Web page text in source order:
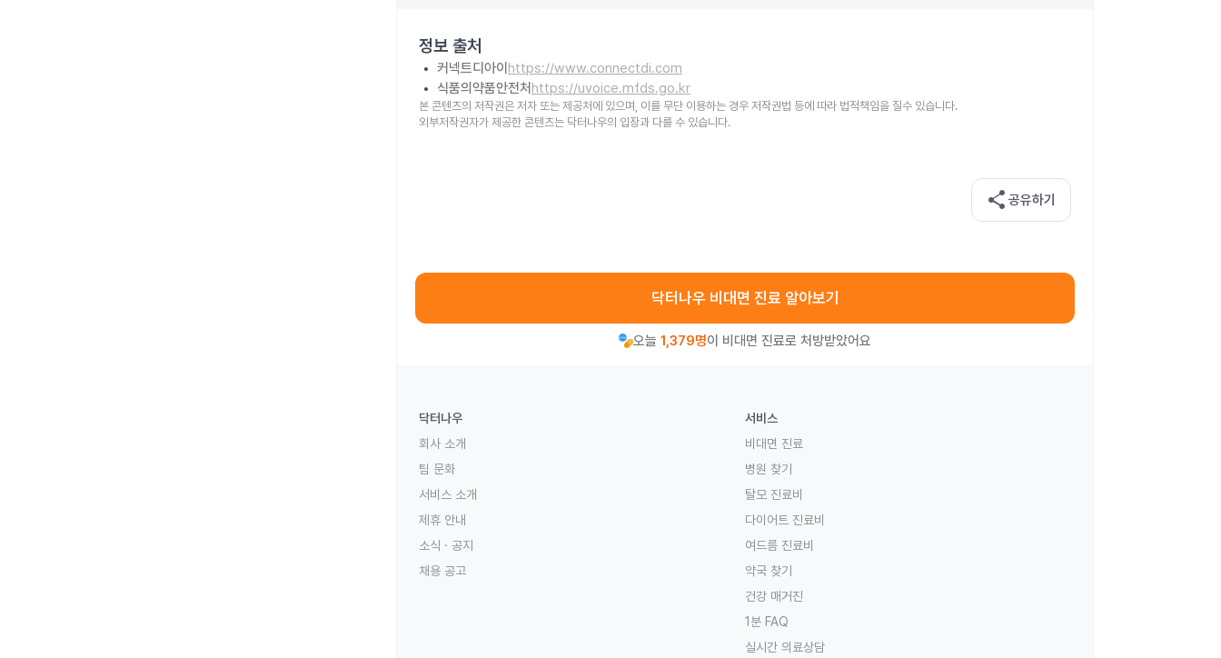
정보 출처
커넥트디아이 https://www.connectdi.com
식품의약품안전처 https://uvoice.mfds.go.kr
본 콘텐츠의 저작권은 저자 또는 제공처에 있으며, 이를 무단 이용하는 경우 저작권법 등에 따라 법적책임을 질수 있습니다.
외부저작권자가 제공한 콘텐츠는 닥터나우의 입장과 다를 수 있습니다.
share 공유하기
닥터나우 비대면 진료 알아보기
오늘 1,379명이 비대면 진료로 처방받았어요
닥터나우
회사 소개
팀 문화
서비스 소개
제휴 안내
소식 · 공지
채용 공고
서비스
비대면 진료
병원 찾기
탈모 진료비
다이어트 진료비
여드름 진료비
약국 찾기
건강 매거진
1분 FAQ
실시간 의료상담